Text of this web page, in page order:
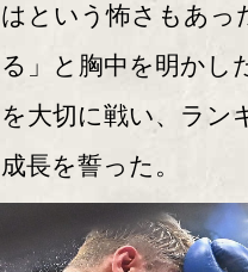
はという怖さもあっ
る」と胸中を明かし
を大切に戦い、ラン
成長を誓った。